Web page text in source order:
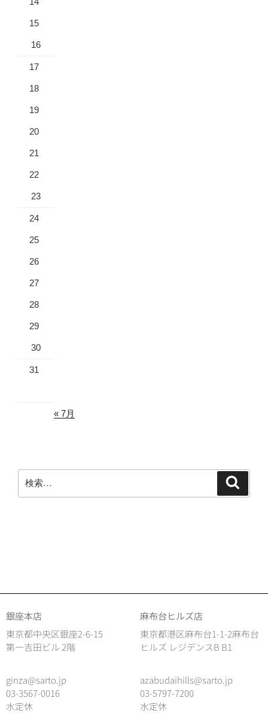
15
16
17
18
19
20
21
22
23
24
25
26
27
28
29
30
31
« 7月
銀座本店
東京都中央区銀座2-6-15
第一吉田ビル 2階
ginza@sarto.jp
03-3567-0016
水定休
麻布台ヒルズ店
東京都港区麻布台1-1-2麻布台
ヒルズ レジデンスB B1
azabudaihills@sarto.jp
03-5797-7200
水定休